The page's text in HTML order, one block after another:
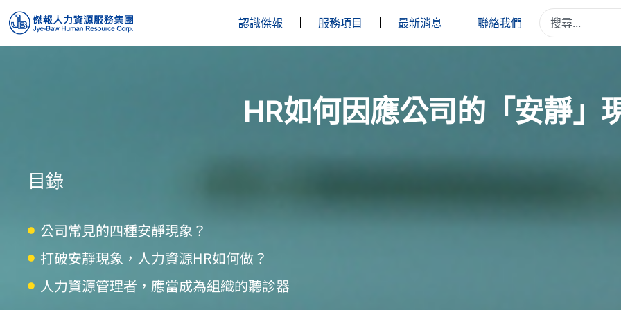
認識傑報 服務項目 最新消息 聯絡我們
HR如何因應公司的「安靜」
目錄
公司常見的四種安靜現象？
打破安靜現象，人力資源HR如何做？
人力資源管理者，應當成為組織的聽診器